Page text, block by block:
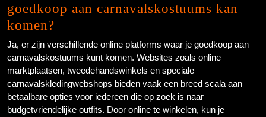
goedkoop aan carnavalskostuums kan
komen?
Ja, er zijn verschillende online platforms waar je goedkoop aan
carnavalskostuums kunt komen. Websites zoals online
marktplaatsen, tweedehandswinkels en speciale
carnavalskledingwebshops bieden vaak een breed scala aan
betaalbare opties voor iedereen die op zoek is naar
budgetvriendelijke outfits. Door online te winkelen, kun je